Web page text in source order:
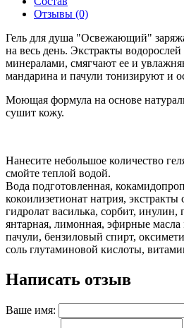
Отзывы (0)
Гель для душа "Освежающий"
на весь день. Экстракты
минералами, смягчают ее и
мандарина и пачули тонизируют и
Моющая формула на основе
сушит кожу.
Нанесите небольшое количество
смойте теплой водой.
Вода подготовленная,
кокоилизетионат натрия,
гидролат василька, сорбит,
янтарная, лимонная, эфирные
пачули, бензиловый спирт,
соль глутаминовой кислоты,
Написать отзыв
Ваше имя: